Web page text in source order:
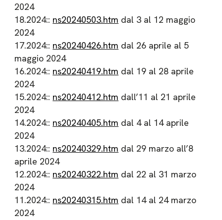
2024
18.2024:: ns20240503.htm dal 3 al 12 maggio
2024
17.2024:: ns20240426.htm dal 26 aprile al 5
maggio 2024
16.2024:: ns20240419.htm dal 19 al 28 aprile
2024
15.2024:: ns20240412.htm dall’11 al 21 aprile
2024
14.2024:: ns20240405.htm dal 4 al 14 aprile
2024
13.2024:: ns20240329.htm dal 29 marzo all’8
aprile 2024
12.2024:: ns20240322.htm dal 22 al 31 marzo
2024
11.2024:: ns20240315.htm dal 14 al 24 marzo
2024